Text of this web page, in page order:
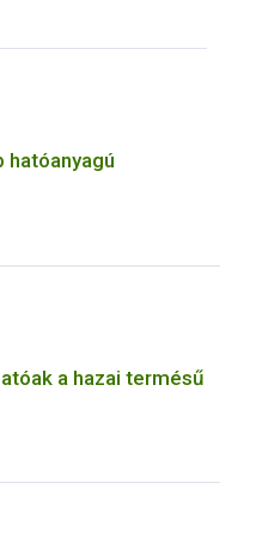
hatóanyagú
a hazai termésű